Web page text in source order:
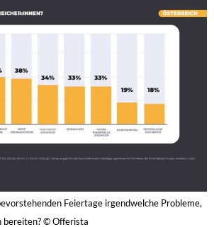
Feiertage irgendwelche Probleme,
bereiten? © Offerista